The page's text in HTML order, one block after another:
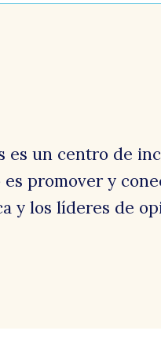
es un centro de
promover y
y los líderes de